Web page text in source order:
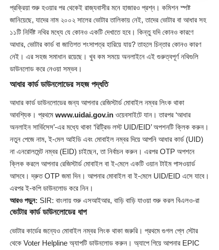
প্রক্রিয়া শুরু হওয়ার পর থেকেই রাজ্যবাসীর মনে হাজারও প্রশ্ন। কমিশন স্পষ্ট
জানিয়েছে, যাদের নাম ২০০২ সালের ভোটার তালিকায় নেই, তাদের ভোটার বা আধার সহ
১১টি নির্দিষ্ট নথির মধ্যে যে কোনও একটি দেখাতে হবে। কিন্তু যদি কোনও কারণে
আধার, ভোটার কার্ড বা জাতিগত শংসাপত্র হারিয়ে যায়? তাহলে চিন্তার কোনও কারণ
নেই। এর সহজ সমাধান রয়েছে। খুব কম সময়ে অনলাইনে এই গুরুত্বপূর্ণ নথিগুলি
ডাউনলোড করে নেওয়া সম্ভব।
আধার কার্ড ডাউনলোডের সহজ পদ্ধতি
আধার কার্ড ডাউনলোডের জন্য আপনার রেজিস্টার্ড মোবাইল নম্বর লিংক থাকা
আবশ্যিক। প্রথমে www.uidai.gov.in ওয়েবসাইটে যান। তারপর ‘আধার
অনলাইন সার্ভিসেস’-এর মধ্যে থাকা ‘রিট্রিভ লস্ট UID/EID’ অপশনটি ক্লিক করুন।
নতুন পেজে নাম, ই-মেল আইডি এবং মোবাইল নম্বর দিয়ে আপনি আধার কার্ড (UID)
না এনরোলমেন্ট নম্বর (EID) চাইছেন, তা নির্বাচন করুন। এরপর OTP অপশনে
ক্লিক করলে আপনার রেজিস্টার্ড মোবাইল বা ই-মেলে একটি ওয়ান টাইম পাসওয়ার্ড
আসবে। দ্রুত OTP জমা দিন। আপনার মোবাইল বা ই-মেলে UID/EID এসে যাবে।
এরপর ই-কপি ডাউনলোড করে নিন।
আরও পড়ুন: SIR: বাংলায় শুরু এসআইআর, বাড়ি বাড়ি যাওয়া শুরু করল বিএলও-রা
ভোটার কার্ড ডাউনলোডের ধাপ
ভোটার কার্ডের জন্যেও মোবাইল নম্বর লিংক থাকা জরুরি। প্রথমে গুগল প্লে স্টোর
থেকে Voter Helpline অ্যাপটি ডাউনলোড করুন। অ্যাপে গিয়ে আপনার EPIC